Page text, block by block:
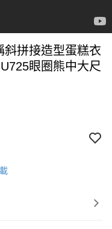
斜拼接造型蛋糕衣
眼圈熊中大尺